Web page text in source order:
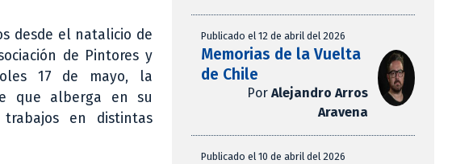
desde el natalicio de
de Pintores y
17 de mayo, la
que alberga en su
en distintas
Publicado el 12 de abril del 2026
Memorias de la Vuelta
de Chile
Por Alejandro Arros
Aravena
Publicado el 10 de abril del 2026